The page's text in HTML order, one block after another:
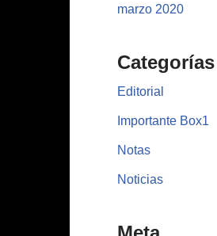
marzo 2020
Categorías
Editorial
Importante Box1
Notas
Noticias